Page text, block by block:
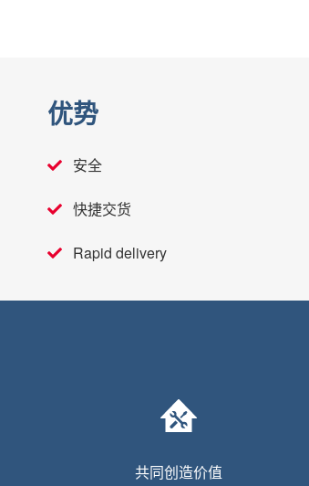
优势
安全
快捷交货
Rapid delivery
共同创造价值